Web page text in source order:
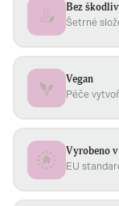
Bez
Šetrné
Vegan
Péče
Vyrobeno
EU